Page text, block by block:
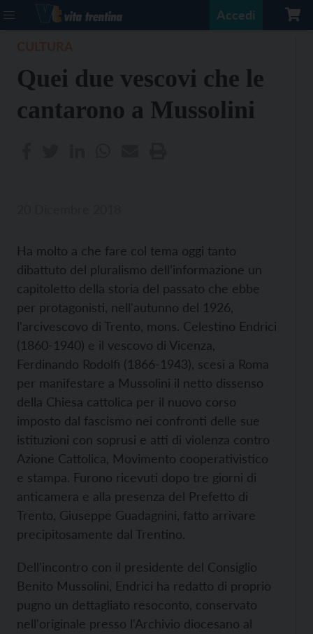
Accedi
Quei due vescovi che le
cantarono a Mussolini
Ha molto a che fare col tema oggi tanto
dibattuto del pluralismo dell’informazione un
capitoletto della storia del passato che ebbe
per protagonisti, nell'autunno del 1926,
l'arcivescovo di Trento, mons. Celestino Endrici
(1860-1940) e il vescovo di Vicenza,
Ferdinando Rodolfi (1866-1943), scesi a Roma
per manifestare a Mussolini il netto dissenso
della Chiesa cattolica per il nuovo corso
imposto dal fascismo nei confronti delle sue
istituzioni con soprusi e atti di violenza contro
Azione Cattolica, Movimento cooperativistico
e stampa. Furono ricevuti dopo tre giorni di
anticamera e alla presenza del Prefetto di
Trento, Giuseppe Guadagnini, fatto arrivare
precipitosamente dal Trentino.
Dell'incontro con il presidente del Consiglio
Benito Mussolini, Endrici ha redatto di proprio
pugno un dettagliato resoconto, conservato
nell'originale presso l'Archivio diocesano al